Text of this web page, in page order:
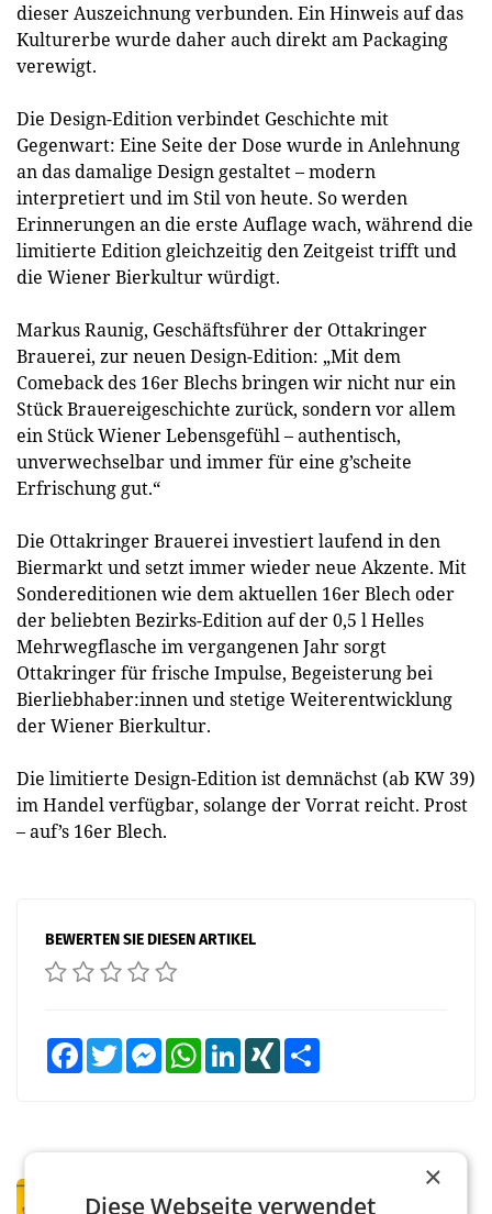
dieser Auszeichnung verbunden. Ein Hinweis auf das
Kulturerbe wurde daher auch direkt am Packaging
verewigt.
Die Design-Edition verbindet Geschichte mit
Gegenwart: Eine Seite der Dose wurde in Anlehnung
an das damalige Design gestaltet – modern
interpretiert und im Stil von heute. So werden
Erinnerungen an die erste Auflage wach, während die
limitierte Edition gleichzeitig den Zeitgeist trifft und
die Wiener Bierkultur würdigt.
Markus Raunig, Geschäftsführer der Ottakringer
Brauerei, zur neuen Design-Edition: „Mit dem
Comeback des 16er Blechs bringen wir nicht nur ein
Stück Brauereigeschichte zurück, sondern vor allem
ein Stück Wiener Lebensgefühl – authentisch,
unverwechselbar und immer für eine g’scheite
Erfrischung gut.“
Die Ottakringer Brauerei investiert laufend in den
Biermarkt und setzt immer wieder neue Akzente. Mit
Sondereditionen wie dem aktuellen 16er Blech oder
der beliebten Bezirks-Edition auf der 0,5 l Helles
Mehrwegflasche im vergangenen Jahr sorgt
Ottakringer für frische Impulse, Begeisterung bei
Bierliebhaber:innen und stetige Weiterentwicklung
der Wiener Bierkultur.
Die limitierte Design-Edition ist demnächst (ab KW 39)
im Handel verfügbar, solange der Vorrat reicht. Prost
– auf’s 16er Blech.
BEWERTEN SIE DIESEN ARTIKEL
FacebookTwitter MessengerWhatsAppLinkedInXING
×
Diese Webseite verwendet